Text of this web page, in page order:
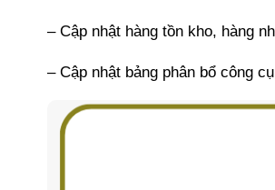
– Cập nhật hàng tồn kho, hàng
– Cập nhật bảng phân bổ công